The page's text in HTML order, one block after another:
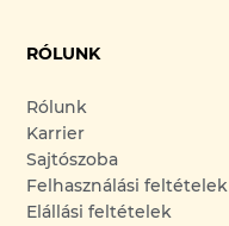
RÓLUNK
Rólunk
Karrier
Sajtószoba
Felhasználási feltételek
Elállási feltételek